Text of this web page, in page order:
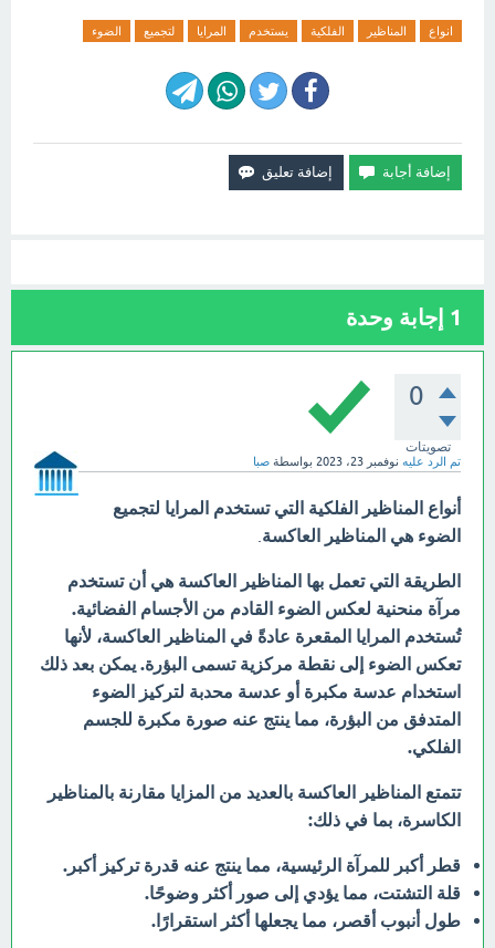
انواع المناظير الفلكية يستخدم المرايا لتجميع الضوء
1 إجابة وحدة
0
تصويتات
تم الرد عليه نوفمبر 23، 2023 بواسطة صبا
أنواع المناظير الفلكية التي تستخدم المرايا لتجميع
الضوء هي المناظير العاكسة
الطريقة التي تعمل بها المناظير العاكسة هي أن تستخدم
مرآة منحنية لعكس الضوء القادم من الأجسام الفضائية.
تُستخدم المرايا المقعرة عادةً في المناظير العاكسة، لأنها
تعكس الضوء إلى نقطة مركزية تسمى البؤرة. يمكن بعد ذلك
استخدام عدسة مكبرة أو عدسة محدبة لتركيز الضوء
المتدفق من البؤرة، مما ينتج عنه صورة مكبرة للجسم
الفلكي.
تتمتع المناظير العاكسة بالعديد من المزايا مقارنة بالمناظير
الكاسرة، بما في ذلك:
قطر أكبر للمرآة الرئيسية، مما ينتج عنه قدرة تركيز أكبر.
قلة التشتت، مما يؤدي إلى صور أكثر وضوحًا.
طول أنبوب أقصر، مما يجعلها أكثر استقرارًا.